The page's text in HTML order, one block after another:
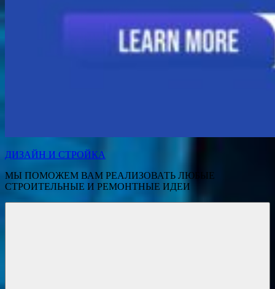
ДИЗАЙН И СТРОЙКА
МЫ ПОМОЖЕМ ВАМ РЕАЛИЗОВАТЬ ЛЮБЫЕ
СТРОИТЕЛЬНЫЕ И РЕМОНТНЫЕ ИДЕИ